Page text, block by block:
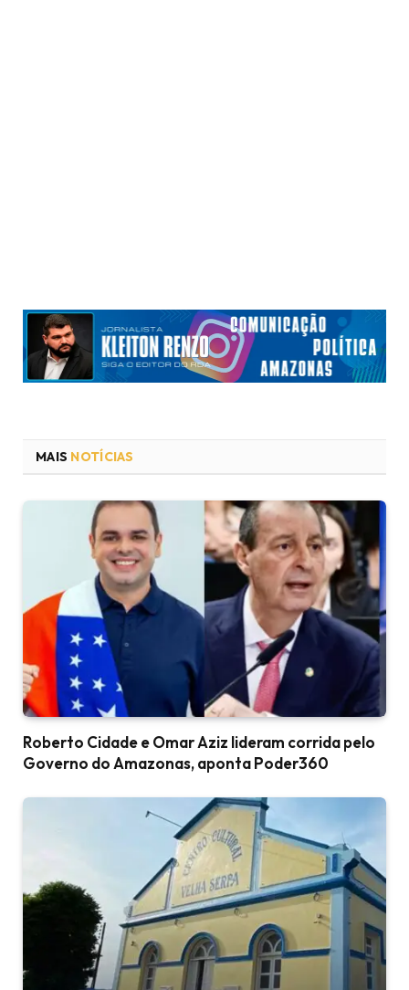
MAIS NOTÍCIAS
Roberto Cidade e Omar Aziz lideram corrida pelo
Governo do Amazonas, aponta Poder360